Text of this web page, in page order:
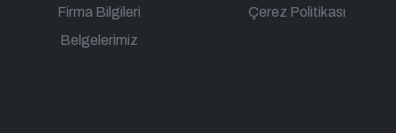
Firma Bilgileri
Belgelerimiz
Çerez Politikası